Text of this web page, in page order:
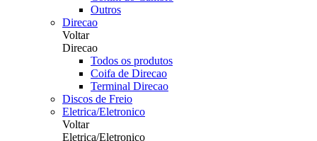
Outros
Direcao
Voltar
Direcao
Todos os produtos
Coifa de Direcao
Terminal Direcao
Discos de Freio
Eletrica/Eletronico
Voltar
Eletrica/Eletronico